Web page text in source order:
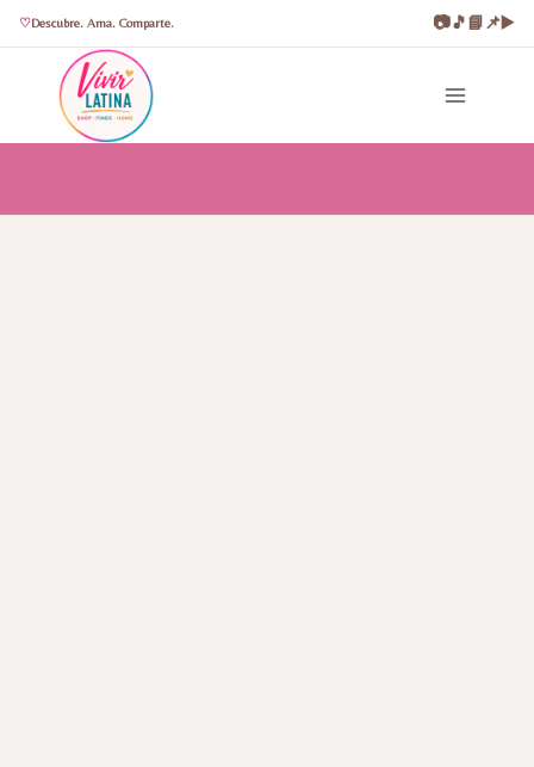
Descubre. Ama. Comparte. 📷🎵📘📌▶️
contenido